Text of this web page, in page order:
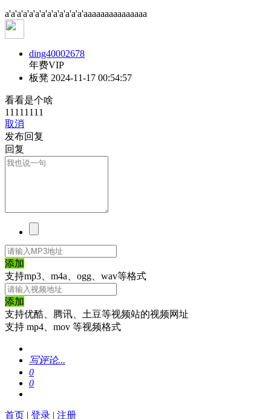
a'a'a'a'a'a'a'a'a'a'a'a'a'aaaaaaaaaaaaaaa
ding40002678
年费VIP
板凳 2024-11-17 00:54:57
看看是个啥
11111111
取消
发布回复
回复
添加
支持mp3、m4a、ogg、wav等格式
添加
支持优酷、腾讯、土豆等视频站的视频网址
支持 mp4、mov 等视频格式
写评论...
0
0
首页 | 登录 | 注册